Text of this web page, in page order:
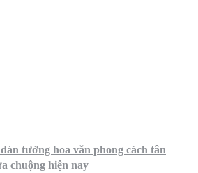
tường hoa văn phong cách tân
chuộng hiện nay